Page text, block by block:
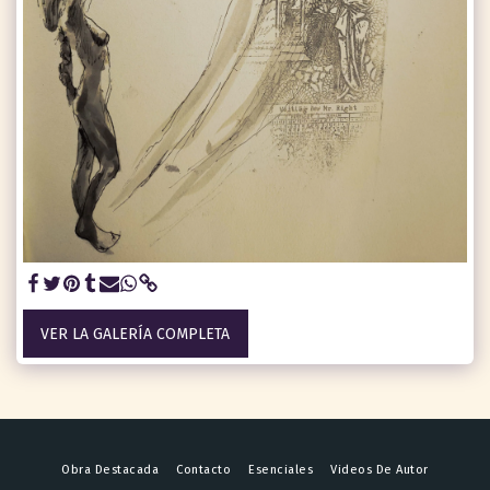
VER LA GALERÍA COMPLETA
Obra Destacada Contacto Esenciales Videos De Autor